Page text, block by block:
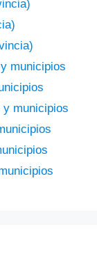
municipios
y municipios